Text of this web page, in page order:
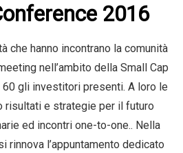
2016
che hanno incontrano la comunità
nell’ambito della Small Cap
gli investitori presenti. A loro le
risultati e strategie per il futuro
ed incontri one-to-one.. Nella
rinnova l’appuntamento dedicato